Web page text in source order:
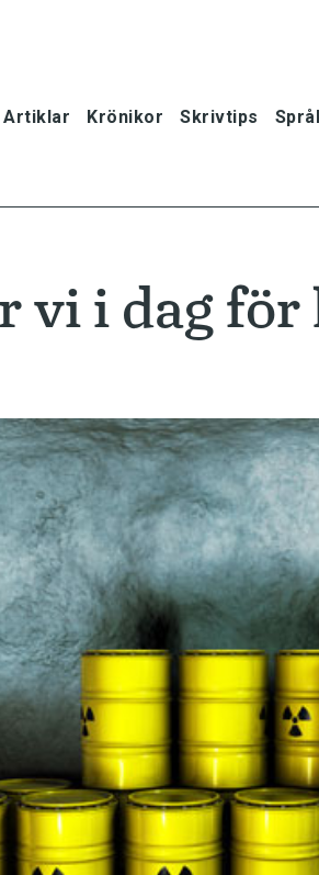
Artiklar Krönikor Skrivtips
Krönikor
Skrivtips
Bokrecensioner
Kviss
Podden
Anmäl till språkpolisen
Föreslå nyord
Annonsera
Prenumerera
vi i dag